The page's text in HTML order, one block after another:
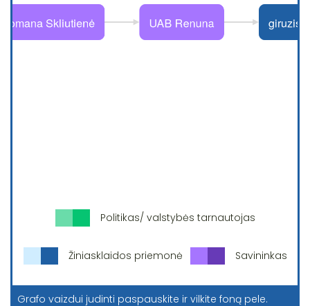
Politikas/ valstybės tarnautojas
Žiniasklaidos priemonė Savininkas
Grafo vaizdui judinti paspauskite ir vilkite foną pele.